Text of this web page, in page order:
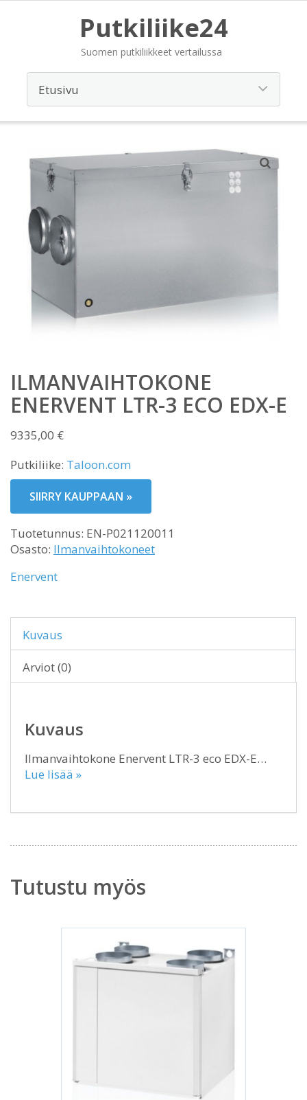
Putkiliike24
Suomen putkiliikkeet vertailussa
ILMANVAIHTOKONE
ENERVENT LTR-3 ECO EDX-E
9335,00 €
Putkiliike: Taloon.com
SIIRRY KAUPPAAN »
Tuotetunnus: EN-P021120011
Osasto: Ilmanvaihtokoneet
Enervent
Kuvaus
Arviot (0)
Kuvaus
Ilmanvaihtokone Enervent LTR-3 eco EDX-E…
Lue lisää »
Tutustu myös